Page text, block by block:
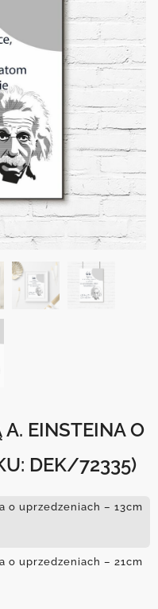
EINSTEINA O
DEK/72335)
o uprzedzeniach – 13cm
o uprzedzeniach – 21cm